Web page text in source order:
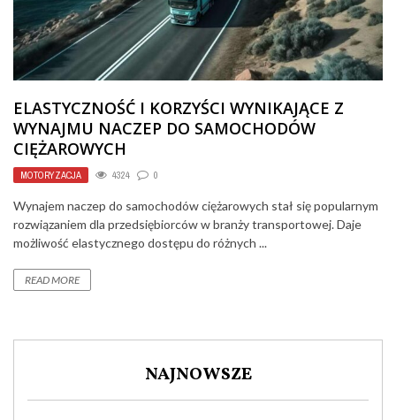
ELASTYCZNOŚĆ I KORZYŚCI WYNIKAJĄCE Z
WYNAJMU NACZEP DO SAMOCHODÓW
CIĘŻAROWYCH
MOTORYZACJA 4324 0
Wynajem naczep do samochodów ciężarowych stał się popularnym
rozwiązaniem dla przedsiębiorców w branży transportowej. Daje
możliwość elastycznego dostępu do różnych ...
READ MORE
NAJNOWSZE